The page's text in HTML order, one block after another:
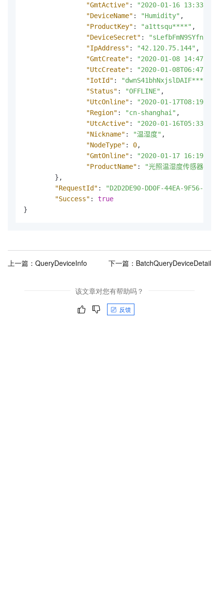
"GmtActive" :
"2020-01-16 13:33:37"
"DeviceName" : "Humidity" ,
"ProductKey" : "a1ttsqu****" ,
"DeviceSecret" :
"IpAddress" : "42.120.75.144" ,
"GmtCreate" :
"2020-01-08 14:47:08"
"UtcCreate" :
"2020-01-
"IotId" :
"Status" : "OFFLINE" ,
"UtcOnline" :
"2020-01-
"Region" : "cn-shanghai" ,
"UtcActive" :
"2020-01-
"Nickname" : "温湿度" ,
"NodeType" : 0,
"GmtOnline" :
"2020-01-17 16:19:11"
"ProductName" :
"光照温湿度传感器"
} ,
"RequestId" :
"D2D2DE90-DD0F-44EA-9F56-
"Success" :
true
}
上一篇： QueryDeviceInfo 下一篇： BatchQueryDeviceDetail
该文章对您有帮助吗？
反馈